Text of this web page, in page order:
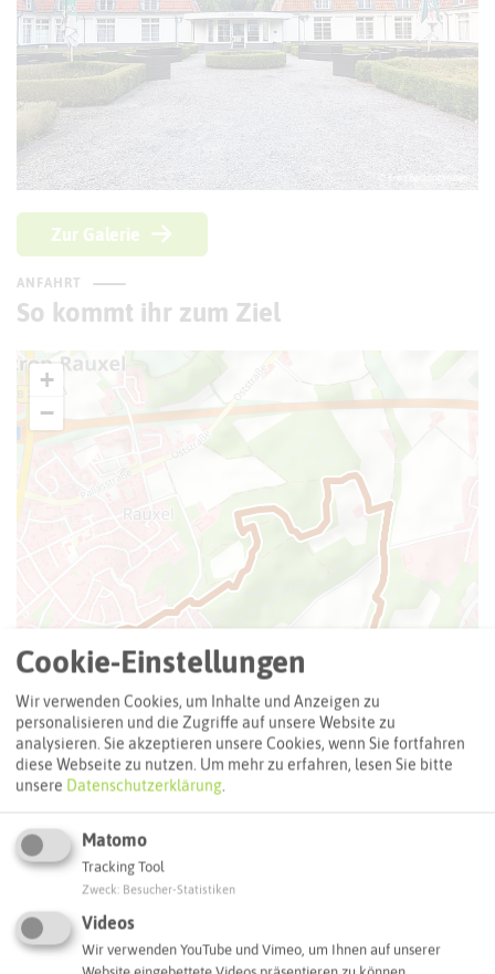
© Kreis Recklinghausen
Zur Galerie
ANFAHRT
So kommt ihr zum Ziel
+
−
Adresse: Schwierigkeit:★★★★☆
Cookie-Einstellungen
Wir verwenden Cookies, um Inhalte und Anzeigen zu
personalisieren und die Zugriffe auf unsere Website zu
analysieren. Sie akzeptieren unsere Cookies, wenn Sie fortfahren
diese Webseite zu nutzen. Um mehr zu erfahren, lesen Sie bitte
unsere Datenschutzerklärung.
Matomo
Tracking Tool
Zweck Besucher-Statistiken
Videos
Wir verwenden YouTube und Vimeo, um Ihnen auf unserer